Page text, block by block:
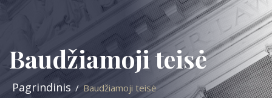
Baudžiamoji teisė
Pagrindinis Baudžiamoji teisė